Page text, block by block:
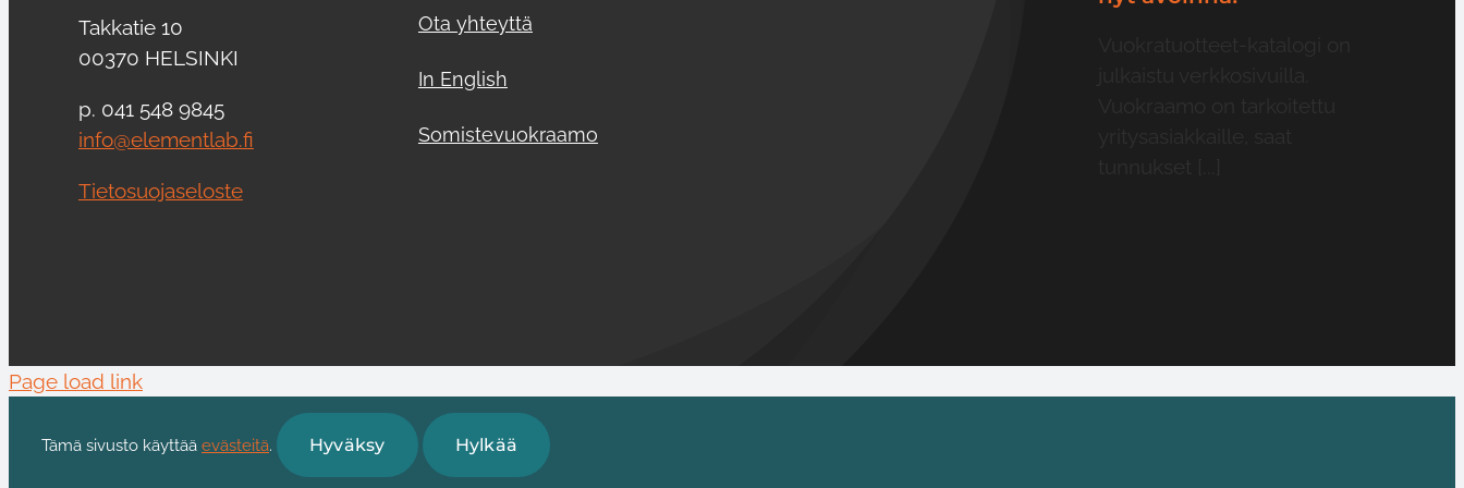
Takkatie 10
00370 HELSINKI
p. 041 548 9845
info@elementlab.fi
Tietosuojaseloste
Ota yhteyttä
In English
Somistevuokraamo
Page load link
Tämä sivusto käyttää evästeitä. Hyväksy Hylkää